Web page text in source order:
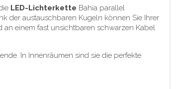
LED-Lichterkette Bahia parallel
der austauschbaren Kugeln können Sie Ihrer
an einem fast unsichtbaren schwarzen Kabel
In Innenräumen sind sie die perfekte